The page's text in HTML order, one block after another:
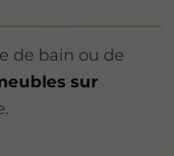
de bain ou de
sur